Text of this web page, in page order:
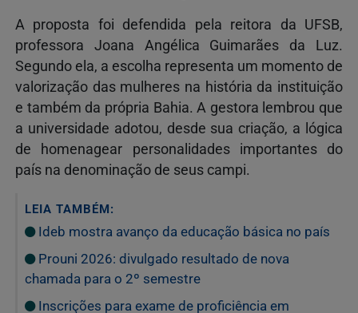
A proposta foi defendida pela reitora da UFSB,
professora Joana Angélica Guimarães da Luz.
Segundo ela, a escolha representa um momento de
valorização das mulheres na história da instituição
e também da própria Bahia. A gestora lembrou que
a universidade adotou, desde sua criação, a lógica
de homenagear personalidades importantes do
país na denominação de seus campi.
LEIA TAMBÉM:
Ideb mostra avanço da educação básica no país
Prouni 2026: divulgado resultado de nova
chamada para o 2º semestre
Inscrições para exame de proficiência em